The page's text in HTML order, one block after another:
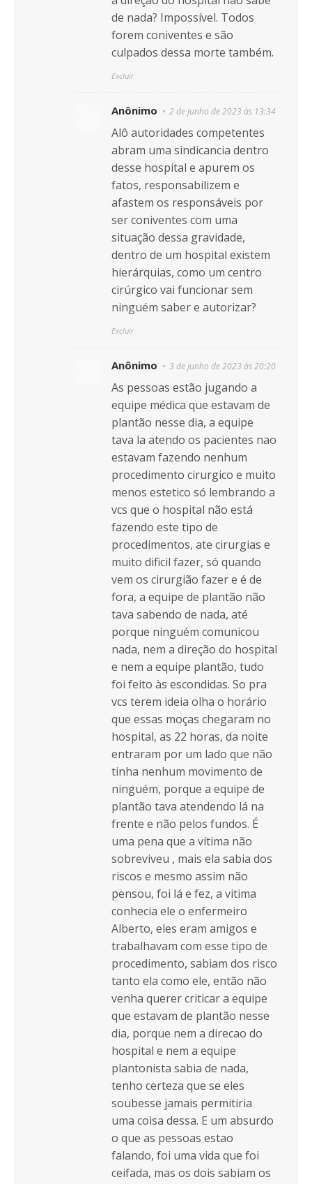
de nada? Impossível. Todos
forem coniventes e são
culpados dessa morte também.
Excluir
Anônimo 2 de junho de 2023 às 13:34
Alô autoridades competentes
abram uma sindicancia dentro
desse hospital e apurem os
fatos, responsabilizem e
afastem os responsáveis por
ser coniventes com uma
situação dessa gravidade,
dentro de um hospital existem
hierárquias, como um centro
cirúrgico vai funcionar sem
ninguém saber e autorizar?
Excluir
Anônimo 3 de junho de 2023 às 20:20
As pessoas estão jugando a
equipe médica que estavam de
plantão nesse dia, a equipe
tava la atendo os pacientes nao
estavam fazendo nenhum
procedimento cirurgico e muito
menos estetico só lembrando a
vcs que o hospital não está
fazendo este tipo de
procedimentos, ate cirurgias e
muito dificil fazer, só quando
vem os cirurgião fazer e é de
fora, a equipe de plantão não
tava sabendo de nada, até
porque ninguém comunicou
nada, nem a direção do hospital
e nem a equipe plantão, tudo
foi feito às escondidas. So pra
vcs terem ideia olha o horário
que essas moças chegaram no
hospital, as 22 horas, da noite
entraram por um lado que não
tinha nenhum movimento de
ninguém, porque a equipe de
plantão tava atendendo lá na
frente e não pelos fundos. É
uma pena que a vítima não
sobreviveu , mais ela sabia dos
riscos e mesmo assim não
pensou, foi lá e fez, a vitima
conhecia ele o enfermeiro
Alberto, eles eram amigos e
trabalhavam com esse tipo de
procedimento, sabiam dos risco
tanto ela como ele, então não
venha querer criticar a equipe
que estavam de plantão nesse
dia, porque nem a direcao do
hospital e nem a equipe
plantonista sabia de nada,
tenho certeza que se eles
soubesse jamais permitiria
uma coisa dessa. E um absurdo
o que as pessoas estao
falando, foi uma vida que foi
ceifada, mas os dois sabiam os